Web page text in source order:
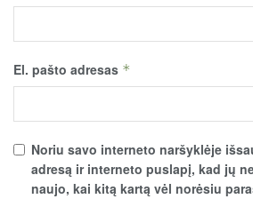
El. pašto adresas *
Noriu savo interneto naršyklėje
adresą ir interneto puslapį, kad jų
naujo, kai kitą kartą vėl norėsiu